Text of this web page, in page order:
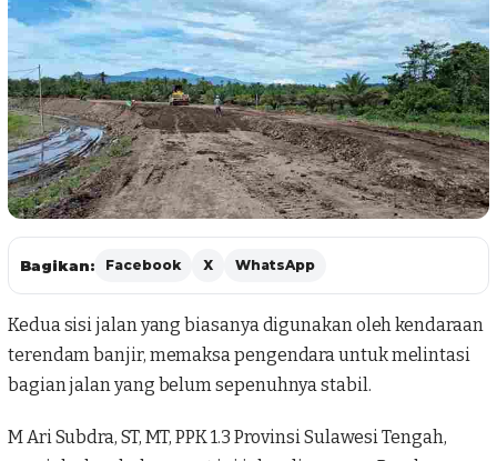
Bagikan: Facebook X WhatsApp
Kedua sisi jalan yang biasanya digunakan oleh kendaraan
terendam banjir, memaksa pengendara untuk melintasi
bagian jalan yang belum sepenuhnya stabil.
M Ari Subdra, ST, MT, PPK 1.3 Provinsi Sulawesi Tengah,